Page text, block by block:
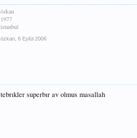
özkan
1977
istanbul
özkan 6 Eylül 2006
tebrıkler superbır av olmus masallah